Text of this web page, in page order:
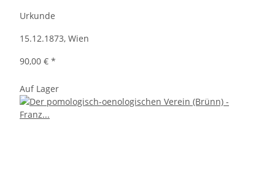
Urkunde
15.12.1873, Wien
90,00 € *
Auf Lager